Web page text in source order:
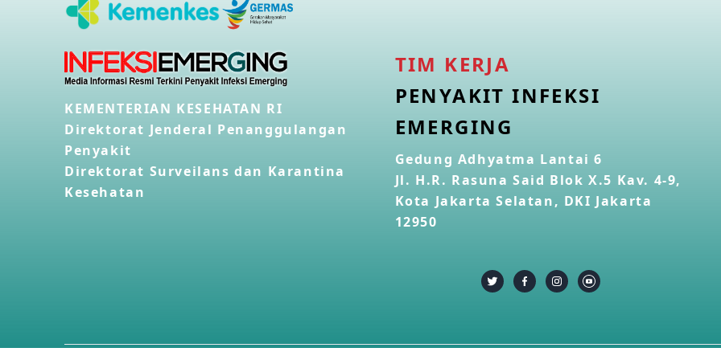
KEMENTERIAN KESEHATAN RI
Direktorat Jenderal Penanggulangan
Penyakit
Direktorat Surveilans dan Karantina
Kesehatan
TIM KERJA
PENYAKIT INFEKSI
EMERGING
Gedung Adhyatma Lantai 6
Jl. H.R. Rasuna Said Blok X.5 Kav. 4-9,
Kota Jakarta Selatan, DKI Jakarta
12950